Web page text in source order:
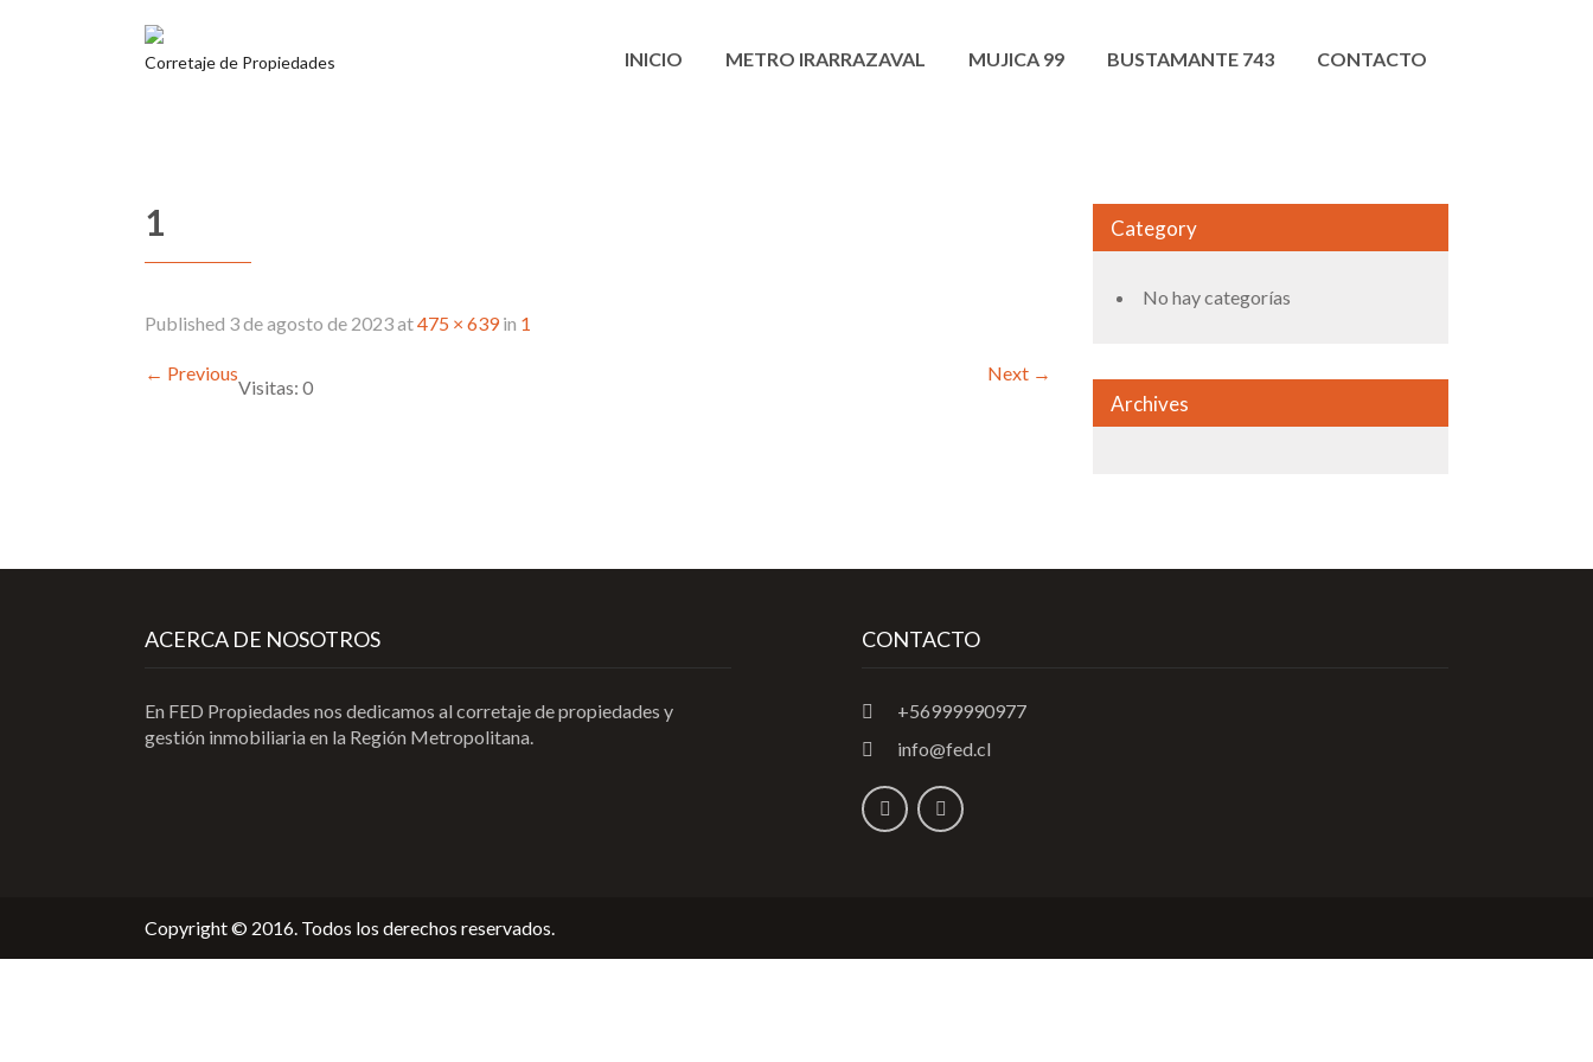
Corretaje de Propiedades INICIO METRO IRARRAZAVAL MUJICA 99 BUSTAMANTE 743 CONTACTO
1
Published 3 de agosto de 2023at475 × 639in 1
← Previous Next →
Visitas: 0
Category
No hay categorías
Archives
ACERCA DE NOSOTROS
En FED Propiedades nos dedicamos al corretaje de propiedades y
gestión inmobiliaria en la Región Metropolitana.
CONTACTO
+56999990977
info@fed.cl
Copyright © 2016. Todos los derechos reservados.